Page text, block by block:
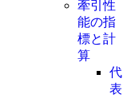
牽引性
能の指
標と計
算
代
表